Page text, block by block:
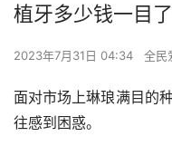
植牙多少钱一目
2023年7月31日 04:34 全民
面对市场上琳琅满目的
往感到困惑。